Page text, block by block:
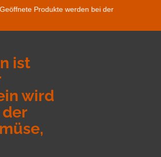
Produkte werden bei der
ist
wird